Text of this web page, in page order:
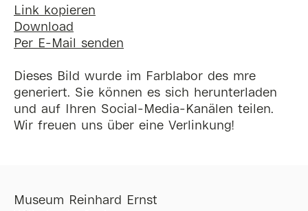
Link kopieren
Download
Per E-Mail senden
Dieses Bild wurde im Farblabor des mre
generiert. Sie können es sich herunterladen
und auf Ihren Social-Media-Kanälen teilen.
Wir freuen uns über eine Verlinkung!
Museum Reinhard Ernst